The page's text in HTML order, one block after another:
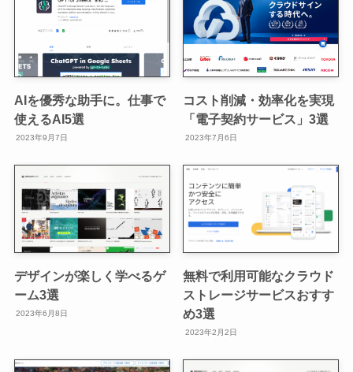
AIを優秀な助手に。仕事で
使えるAI5選
2023年9月7日
コスト削減・効率化を実現
「電子契約サービス」3選
2023年7月6日
デザインが楽しく学べるゲ
ーム3選
2023年6月8日
無料で利用可能なクラウド
ストレージサービスおすす
め3選
2023年2月2日